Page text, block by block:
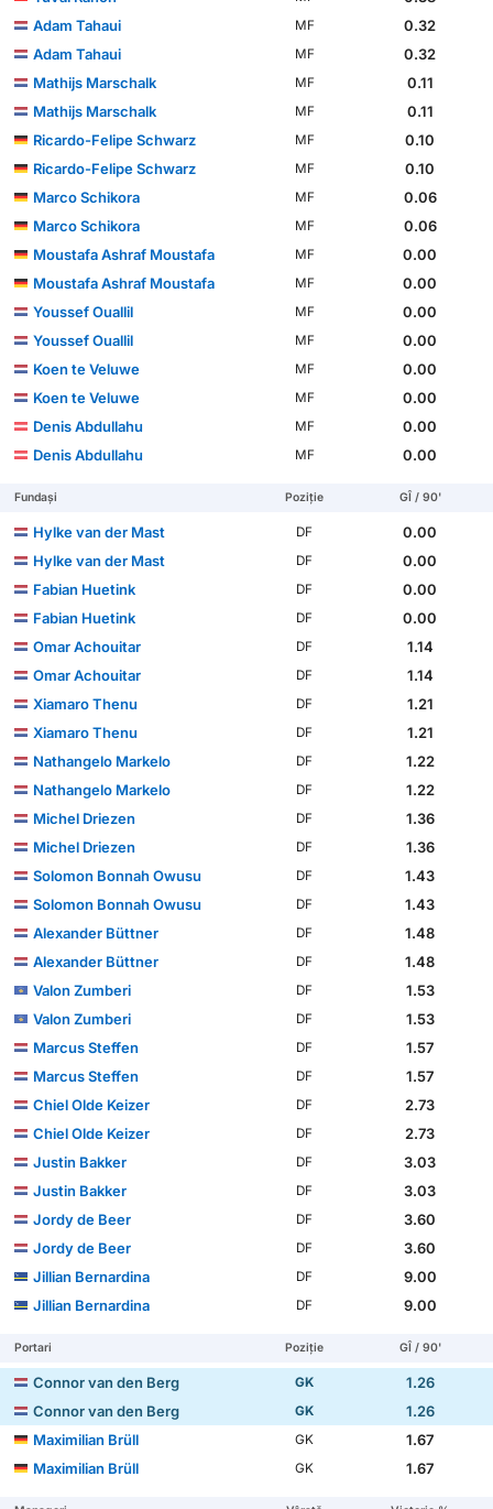
Adam Tahaui
MF
0.32
Adam Tahaui
MF
0.32
Mathijs Marschalk
MF
0.11
Mathijs Marschalk
MF
0.11
Ricardo-Felipe Schwarz
MF
0.10
Ricardo-Felipe Schwarz
MF
0.10
Marco Schikora
MF
0.06
Marco Schikora
MF
0.06
Moustafa Ashraf Moustafa
MF
0.00
Moustafa Ashraf Moustafa
MF
0.00
Youssef Ouallil
MF
0.00
Youssef Ouallil
MF
0.00
Koen te Veluwe
MF
0.00
Koen te Veluwe
MF
0.00
Denis Abdullahu
MF
0.00
Denis Abdullahu
MF 0.00
Fundași Poziție GÎ / 90'
Hylke van der Mast DF
0.00
Hylke van der Mast
DF
0.00
Fabian Huetink
DF
0.00
Fabian Huetink
DF
0.00
Omar Achouitar
DF
1.14
Omar Achouitar
DF
1.14
Xiamaro Thenu
DF
1.21
Xiamaro Thenu
DF
1.21
Nathangelo Markelo
DF
1.22
Nathangelo Markelo
DF
1.22
Michel Driezen
DF
1.36
Michel Driezen
DF
1.36
Solomon Bonnah Owusu
DF
1.43
Solomon Bonnah Owusu
DF
1.43
Alexander Büttner
DF
1.48
Alexander Büttner
DF
1.48
Valon Zumberi
DF
1.53
Valon Zumberi
DF
1.53
Marcus Steffen
DF
1.57
Marcus Steffen
DF
1.57
Chiel Olde Keizer
DF
2.73
Chiel Olde Keizer
DF
2.73
Justin Bakker
DF
3.03
Justin Bakker
DF
3.03
Jordy de Beer
DF
3.60
Jordy de Beer
DF
3.60
Jillian Bernardina
DF
9.00
Jillian Bernardina
DF 9.00
Portari Poziție GÎ / 90'
Connor van den Berg GK
1.26
Connor van den Berg
GK
1.26
Maximilian Brüll
GK
1.67
Maximilian Brüll
GK 1.67